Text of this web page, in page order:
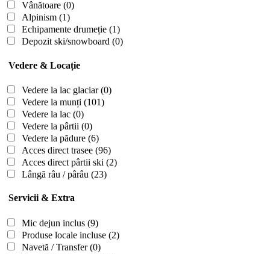
Vânătoare (0)
Alpinism (1)
Echipamente drumeție (1)
Depozit ski/snowboard (0)
Vedere & Locație
Vedere la lac glaciar(0)
Vedere la munți (101)
Vedere la lac (0)
Vedere la pârtii (0)
Vedere la pădure (6)
Acces direct trasee (96)
Acces direct pârtii ski (2)
Lângă râu / pârâu (23)
Servicii & Extra
Mic dejun inclus (9)
Produse locale incluse (2)
Navetă / Transfer(0)